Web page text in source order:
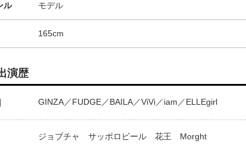
ル モデル
165cm
演歴
GINZA／FUDGE／BAILA／ViVi／iam／ELLEgirl
ジョブチャ サッポロビール 花王 Morght